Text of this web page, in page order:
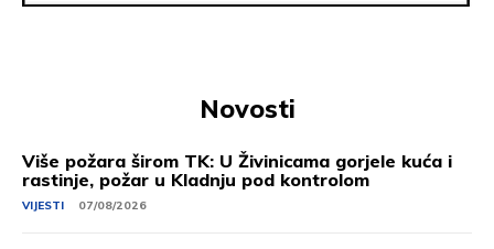
Novosti
Više požara širom TK: U Živinicama gorjele kuća i
rastinje, požar u Kladnju pod kontrolom
VIJESTI 07/08/2026